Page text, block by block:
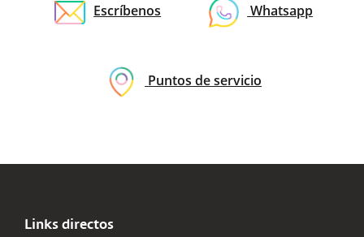
Escríbenos Whatsapp
Puntos de servicio
Links directos